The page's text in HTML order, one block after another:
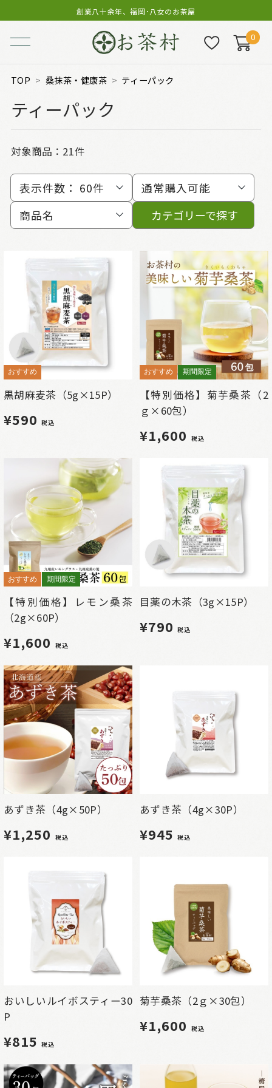
創業八十余年、福岡･八女のお茶屋
0
TOP 桑抹茶・健康茶 ティーパック
ティーパック
対象商品： 21件
表示件数： 60件
通常購入可能
商品名
カテゴリーで探す
おすすめ
黒胡麻麦茶（5g×15P）
¥590税込
おすすめ 期間限定
【特別価格】菊芋桑茶（2
ｇ×60包）
¥1,600 税込
おすすめ 期間限定
【特別価格】レモン桑茶
（2g×60P）
¥1,600 税込
目薬の木茶（3g×15P）
¥790税込
あずき茶（4g×50P）
¥1,250 税込
あずき茶（4g×30P）
¥945税込
おいしいルイボスティー30
P
¥815税込
菊芋桑茶（2ｇ×30包）
¥1,600 税込